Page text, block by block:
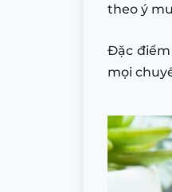
theo ý
Đặc
mọi